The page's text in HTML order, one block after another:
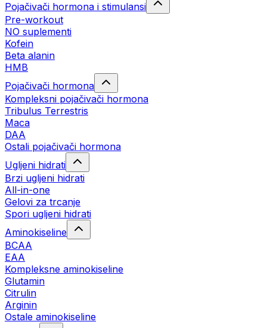
Pojačivači hormona i stimulansi
Pre-workout
NO suplementi
Kofein
Beta alanin
HMB
Pojačivači hormona
Kompleksni pojačivači hormona
Tribulus Terrestris
Maca
DAA
Ostali pojačivači hormona
Ugljeni hidrati
Brzi ugljeni hidrati
All-in-one
Gelovi za trcanje
Spori ugljeni hidrati
Aminokiseline
BCAA
ЕАА
Kompleksne aminokiseline
Glutamin
Citrulin
Arginin
Ostale aminokiseline